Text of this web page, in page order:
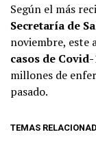
Según el más
Secretaría de
noviembre, este
casos de Covid-
millones de
pasado.
TEMAS